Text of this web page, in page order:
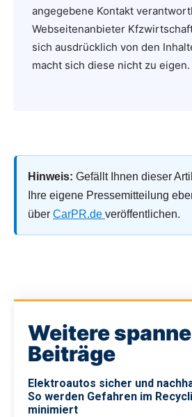
angegebene Kontakt
Webseitenanbieter
sich ausdrücklich von den
macht sich diese nicht zu eigen.
Hinweis: Gefällt Ihnen dieser
Ihre eigene Pressemitteilung
über CarPR.de veröffentlichen.
Weitere
Beiträge
Elektroautos sicher und
So werden Gefahren im
minimiert